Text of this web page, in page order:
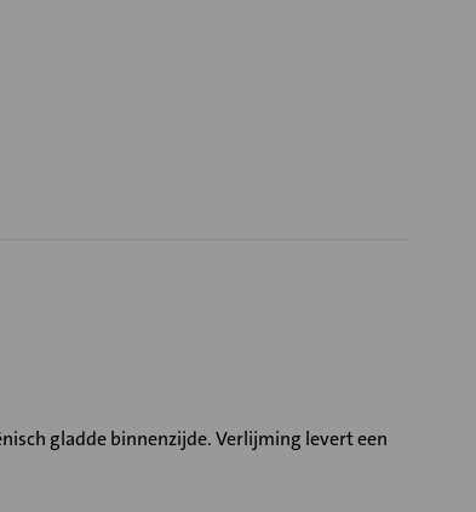
gladde binnenzijde. Verlijming levert een